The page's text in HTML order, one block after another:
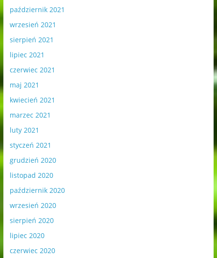
październik 2021
wrzesień 2021
sierpień 2021
lipiec 2021
czerwiec 2021
maj 2021
kwiecień 2021
marzec 2021
luty 2021
styczeń 2021
grudzień 2020
listopad 2020
październik 2020
wrzesień 2020
sierpień 2020
lipiec 2020
czerwiec 2020